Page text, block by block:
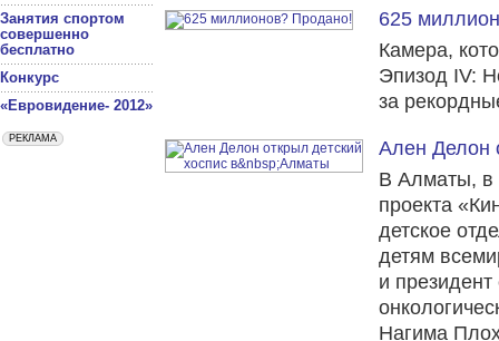
Занятия спортом
совершенно
бесплатно
Конкурс
«Евровидение- 2012»
625
Камера,
Эпизод IV:
за
Ален Делон
В Алматы, в
проекта
детское
детям
и
Нагима